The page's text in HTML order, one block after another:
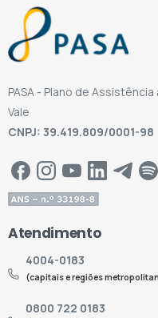
PASA - Plano de
Vale
CNPJ: 39.419.809/0001-98
Atendimento
4004-0183
(capitais e regiões
0800 722 0183